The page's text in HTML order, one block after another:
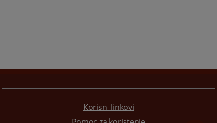
Korisni linkovi